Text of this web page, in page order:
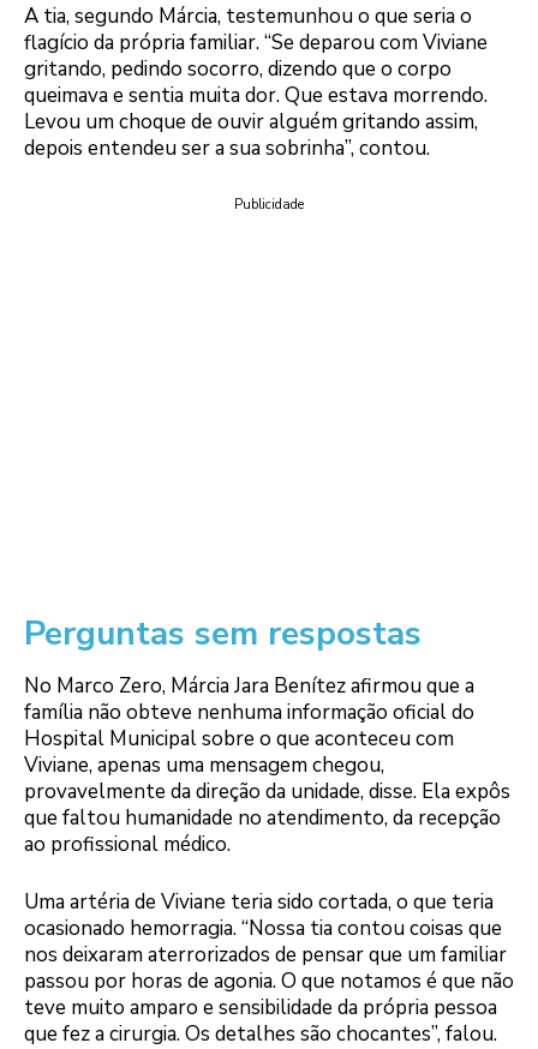
A tia, segundo Márcia, testemunhou o que seria o
flagício da própria familiar. “Se deparou com Viviane
gritando, pedindo socorro, dizendo que o corpo
queimava e sentia muita dor. Que estava morrendo.
Levou um choque de ouvir alguém gritando assim,
depois entendeu ser a sua sobrinha”, contou.
Publicidade
Perguntas sem respostas
No Marco Zero, Márcia Jara Benítez afirmou que a
família não obteve nenhuma informação oficial do
Hospital Municipal sobre o que aconteceu com
Viviane, apenas uma mensagem chegou,
provavelmente da direção da unidade, disse. Ela expôs
que faltou humanidade no atendimento, da recepção
ao profissional médico.
Uma artéria de Viviane teria sido cortada, o que teria
ocasionado hemorragia. “Nossa tia contou coisas que
nos deixaram aterrorizados de pensar que um familiar
passou por horas de agonia. O que notamos é que não
teve muito amparo e sensibilidade da própria pessoa
que fez a cirurgia. Os detalhes são chocantes”, falou.